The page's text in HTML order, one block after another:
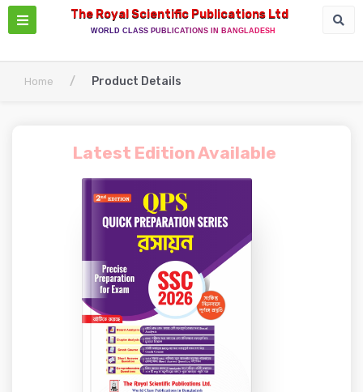
The Royal Scientific Publications Ltd
WORLD CLASS PUBLICATIONS IN BANGLADESH
Home / Product Details
Latest Edition Available